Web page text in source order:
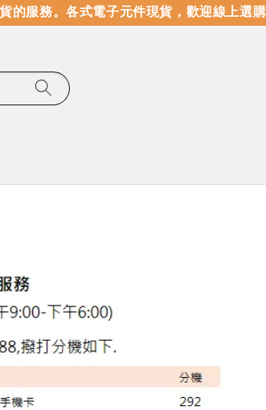
服務。各式電子元件現貨，歡迎線上選購